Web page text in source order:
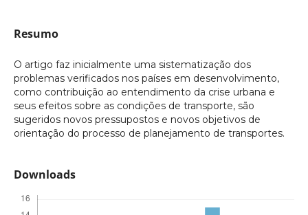
Resumo
O artigo faz inicialmente uma sistematização dos
problemas verificados nos países em desenvolvimento,
como contribuição ao entendimento da crise urbana e
seus efeitos sobre as condições de transporte, são
sugeridos novos pressupostos e novos objetivos de
orientação do processo de planejamento de transportes.
Downloads